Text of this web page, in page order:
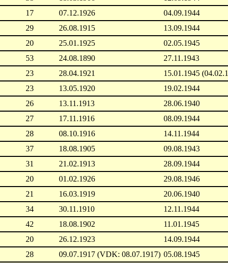
17 07.12.1926
04.09.1944
29 26.08.1915
13.09.1944
20 25.01.1925
02.05.1945
53 24.08.1890
27.11.1943
23 28.04.1921
15.01.1945
23 13.05.1920
19.02.1944
26 13.11.1913
28.06.1940
27 17.11.1916
08.09.1944
28 08.10.1916
14.11.1944
37 18.08.1905
09.08.1943
31 21.02.1913
28.09.1944
20 01.02.1926
29.08.1946
21 16.03.1919
20.06.1940
34 30.11.1910
12.11.1944
42 18.08.1902
11.01.1945
20 26.12.1923
14.09.1944
28 09.07.1917 (VDK: 08.07.1917) 05.08.1945